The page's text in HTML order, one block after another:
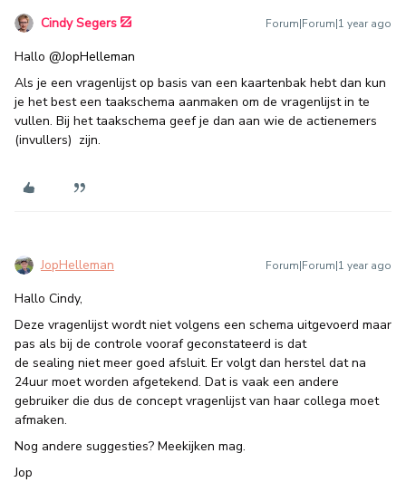
Cindy Segers Forum|Forum|1 year ago
Hallo ​ @JopHelleman
Als je een vragenlijst op basis van een kaartenbak hebt dan kun
je het best een taakschema aanmaken om de vragenlijst in te
vullen. Bij het taakschema geef je dan aan wie de actienemers
(invullers) zijn.
JopHelleman Forum|Forum|1 year ago
Hallo Cindy,
Deze vragenlijst wordt niet volgens een schema uitgevoerd maar
pas als bij de controle vooraf geconstateerd is dat
de sealing niet meer goed afsluit. Er volgt dan herstel dat na
24uur moet worden afgetekend. Dat is vaak een andere
gebruiker die dus de concept vragenlijst van haar collega moet
afmaken.
Nog andere suggesties? Meekijken mag.
Jop